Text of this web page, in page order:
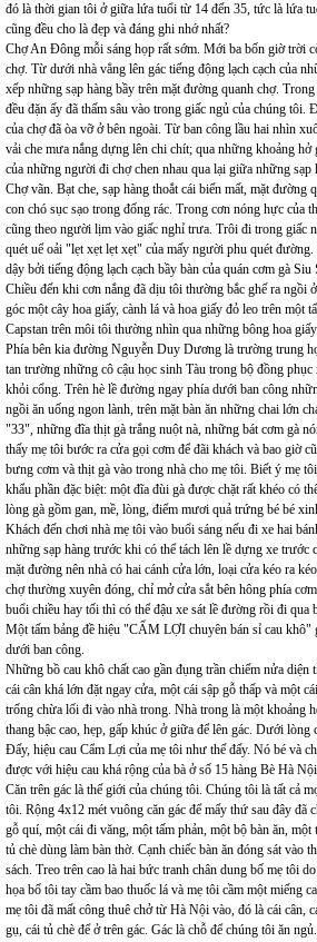
đó là thời gian tôi ở giữa lứa tuổi từ 14 đến 35, tức là lứa
cũng đều cho là đẹp và đáng ghi nhớ nhất?
Chợ An Đông mỗi sáng họp rất sớm. Mới ba bốn giờ trời
chợ. Từ dưới nhà vẳng lên gác tiếng động lạch cạch của
xếp những sạp hàng bầy trên mặt đường quanh chợ.
đều đặn ấy đã thấm sâu vào trong giấc ngủ của chúng tôi.
của chợ đã òa vỡ ở bên ngoài. Từ ban công lầu hai nhìn
vải che mưa nắng dựng lên chi chít; qua những khoảng hở
của những người đi chợ chen nhau qua lại giữa những
Chợ vãn. Bạt che, sạp hàng thoắt cái biến mất, mặt đường
con chó sục sạo trong đống rác. Trong cơn nóng hực của
cũng theo người lịm vào giấc nghỉ trưa. Trôi đi trong giấc
quét uể oải "lẹt xẹt lẹt xẹt" của mấy người phu quét
dậy bởi tiếng động lạch cạch bầy bàn của quán cơm gà Siu
Chiều đến khi cơn nắng đã dịu tôi thường bắc ghế ra ngồi
góc một cây hoa giấy, cành lá và hoa giấy đỏ leo trên một
Capstan trên môi tôi thường nhìn qua những bông hoa
Phía bên kia đường Nguyễn Duy Dương là trường trung
tan trường những cô cậu học sinh Tàu trong bộ đồng phục
khỏi cổng. Trên hè lề đường ngay phía dưới ban công
ngồi ăn uống ngon lành, trên mặt bàn ăn những chai lớn
"33", những đĩa thịt gà trắng nuột nà, những bát cơm gà
thấy mẹ tôi bước ra cửa gọi cơm để đãi khách và bao giờ
bưng cơm và thịt gà vào trong nhà cho mẹ tôi. Biết ý mẹ
khẩu phần đặc biệt: một đĩa đùi gà được chặt rất khéo có
lòng gà gồm gan, mề, lòng, điểm mươi quả trứng bé bé
Khách đến chơi nhà mẹ tôi vào buổi sáng nếu đi xe hai
những sạp hàng trước khi có thể tách lên lề dựng xe
mặt đường nên nhà có hai cánh cửa lớn, loại cửa kéo ra
chợ thường xuyên đóng, chỉ mở cửa sắt bên hông phía
buổi chiều hay tối thì có thể đậu xe sát lề đường rồi đi qua
Một tấm bảng đề hiệu "CẨM LỢI chuyên bán sỉ cau khô"
dưới ban công.
Những bồ cau khô chất cao gần đụng trần chiếm nửa diện
cái cân khá lớn đặt ngay cửa, một cái sập gỗ thấp và một
trống chừa lối đi vào nhà trong. Nhà trong là một khoảng
thang bậc cao, hẹp, gấp khúc ở giữa để lên gác. Dưới lòng
Đấy, hiệu cau Cẩm Lợi của mẹ tôi như thế đấy. Nó bé và
được với hiệu cau khá rộng của bà ở số 15 hàng Bè Hà
Căn trên gác là thế giới của chúng tôi. Chúng tôi là tất cả
tôi. Rộng 4x12 mét vuông căn gác để mấy thứ sau đây đã
gỗ quí, một cái đi văng, một tấm phản, một bộ bàn ăn,
tủ chè dùng làm bàn thờ. Cạnh chiếc bàn ăn đóng sát vào
sách. Treo trên cao là hai bức tranh chân dung bố mẹ tôi
họa bố tôi tay cầm bao thuốc lá và mẹ tôi cầm một miếng
mẹ tôi đã mất công thuê chở từ Hà Nội vào, đó là cái cân,
gụ, cái tủ chè để ở trên gác. Gác là chỗ để chúng tôi ăn